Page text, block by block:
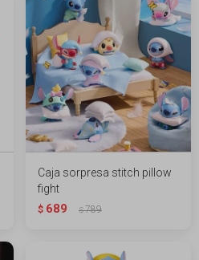
Caja sorpresa stitch pillow
fight
$ 689 $789